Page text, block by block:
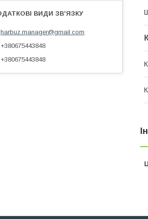
harbuz.manager@gmail.com
+380675443848
+380675443848